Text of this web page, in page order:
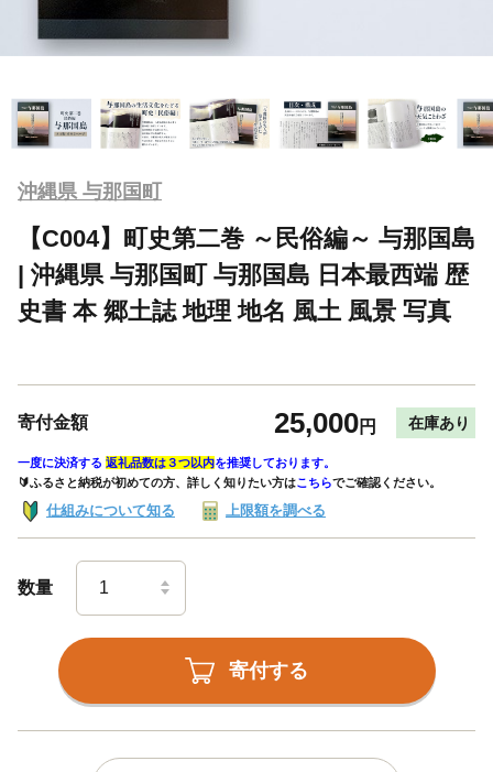
沖縄県 与那国町
【C004】町史第二巻 ～民俗編～ 与那国島
| 沖縄県 与那国町 与那国島 日本最西端 歴
史書 本 郷土誌 地理 地名 風土 風景 写真
寄付金額 25,000円 在庫あり
一度に決済する 返礼品数は３つ以内を推奨しております。
🔰ふるさと納税が初めての方、詳しく知りたい方はこちらでご確認ください。
仕組みについて知る 上限額を調べる
数量
寄付する